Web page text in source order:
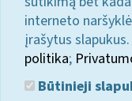
interneto
įrašytus
politika;
Būtinieji